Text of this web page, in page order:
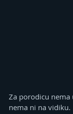
Za porodicu
nema ni na vidiku.